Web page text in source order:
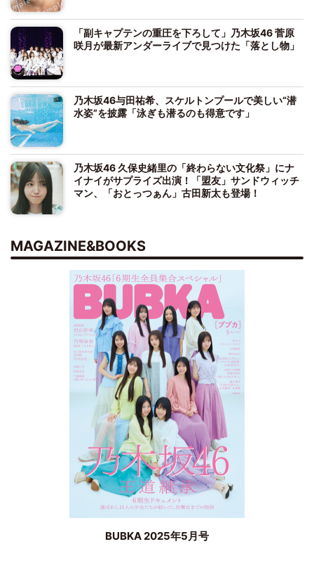
「副キャプテンの重圧を下ろして」乃木坂46 菅原
咲月が最新アンダーライブで見つけた「落とし物」
乃木坂46与田祐希、スケルトンプールで美しい“潜
水姿”を披露「泳ぎも潜るのも得意です」
乃木坂46 久保史緒里の「終わらない文化祭」にナ
イナイがサプライズ出演！「盟友」サンドウィッチ
マン、「おとっつぁん」古田新太も登場！
MAGAZINE&BOOKS
BUBKA 2025年5月号